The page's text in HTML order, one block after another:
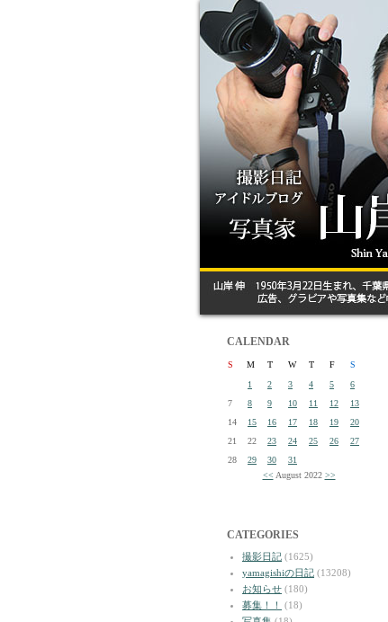
CALENDAR
S M T W T F
S
1
2 3 4 5
6
7
8 9 10 11 12
13
14
15 16 17 18 19
20
21
22 23 24 25 26
27
28
29 30
31
<< August 2022 >>
CATEGORIES
撮影日記 (1625)
yamagishiの日記 (13208)
お知らせ (180)
募集！！
(18)